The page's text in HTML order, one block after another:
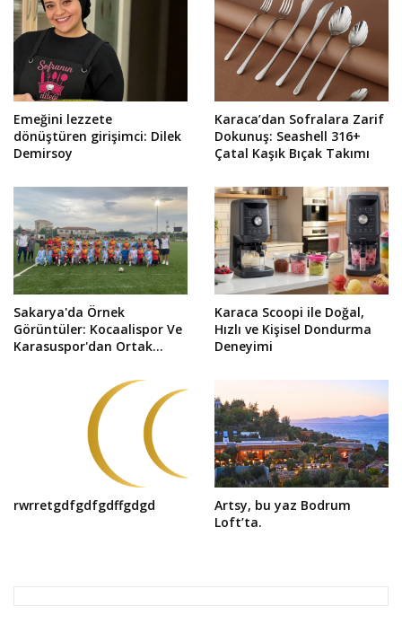
Emeğini lezzete
dönüştüren girişimci: Dilek
Demirsoy
Karaca’dan Sofralara Zarif
Dokunuş: Seashell 316+
Çatal Kaşık Bıçak Takımı
Sakarya'da Örnek
Görüntüler: Kocaalispor Ve
Karasuspor'dan Ortak
Karaca Scoopi ile Doğal,
Hızlı ve Kişisel Dondurma
Deneyimi
rwrretgdfgdfgdffgdgd
Artsy, bu yaz Bodrum
Loft’ta.